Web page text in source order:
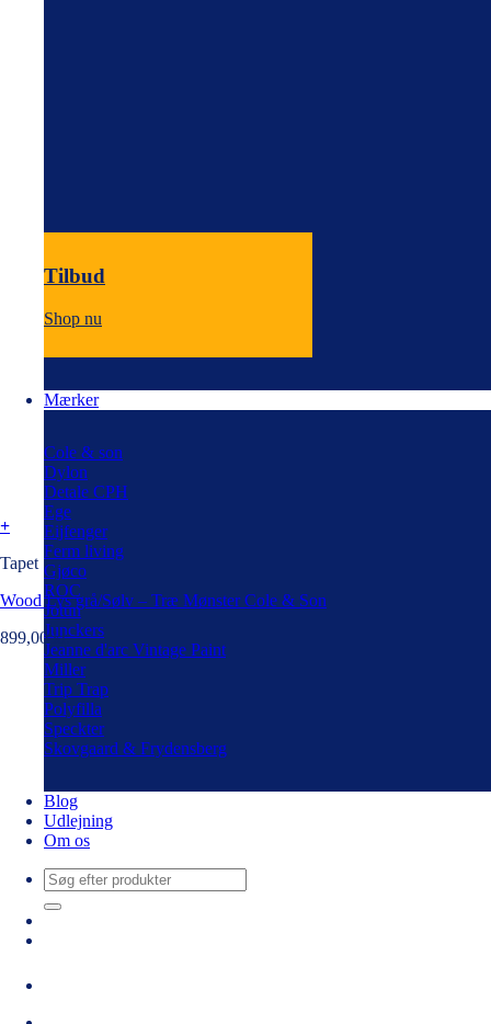
Tilbud
Shop nu
Mærker
Cole & son
Dylon
Detale CPH
Ege
Eijfenger
Ferm living
Gjøco
ROC
Jotun
Junckers
Jeanne d'arc Vintage Paint
Miller
Trip Trap
Polyfilla
Speckter
Skovgaard & Frydensberg
Blog
Udlejning
Om os
Søg
efter:
+
Tapet
Wood Lys grå/Sølv – Træ Mønster Cole & Son
899,00kr.